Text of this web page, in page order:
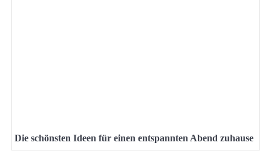
Die schönsten Ideen für einen entspannten Abend zuhause